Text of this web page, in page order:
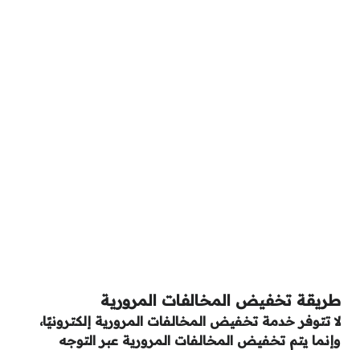
طريقة تخفيض المخالفات المرورية
لا تتوفر خدمة تخفيض المخالفات المرورية إلكترونيًا،
وإنما يتم تخفيض المخالفات المرورية عبر التوجه